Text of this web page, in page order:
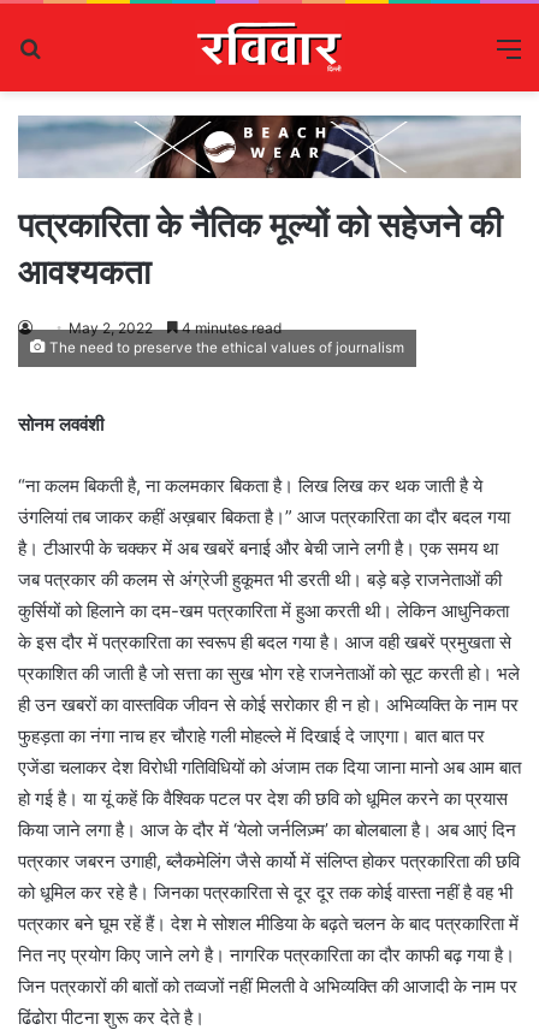
पत्रकारिता के नैतिक मूल्यों को सहेजने की
आवश्यकता
May 2, 2022 4 minutes read
The need to preserve the ethical values ​​of journalism
सोनम लववंशी
“ना कलम बिकती है, ना कलमकार बिकता है। लिख लिख कर थक जाती है ये
उंगलियां तब जाकर कहीं अख़बार बिकता है।” आज पत्रकारिता का दौर बदल गया
है। टीआरपी के चक्कर में अब खबरें बनाई और बेची जाने लगी है। एक समय था
जब पत्रकार की कलम से अंग्रेजी हुकूमत भी डरती थी। बड़े बड़े राजनेताओं की
कुर्सियों को हिलाने का दम-खम पत्रकारिता में हुआ करती थी। लेकिन आधुनिकता
के इस दौर में पत्रकारिता का स्वरूप ही बदल गया है। आज वही खबरें प्रमुखता से
प्रकाशित की जाती है जो सत्ता का सुख भोग रहे राजनेताओं को सूट करती हो। भले
ही उन खबरों का वास्तविक जीवन से कोई सरोकार ही न हो। अभिव्यक्ति के नाम पर
फुहड़ता का नंगा नाच हर चौराहे गली मोहल्ले में दिखाई दे जाएगा। बात बात पर
एजेंडा चलाकर देश विरोधी गतिविधियों को अंजाम तक दिया जाना मानो अब आम बात
हो गई है। या यूं कहें कि वैश्विक पटल पर देश की छवि को धूमिल करने का प्रयास
किया जाने लगा है। आज के दौर में ‘येलो जर्नलिज़्म’ का बोलबाला है। अब आएं दिन
पत्रकार जबरन उगाही, ब्लैकमेलिंग जैसे कार्यो में संलिप्त होकर पत्रकारिता की छवि
को धूमिल कर रहे है। जिनका पत्रकारिता से दूर दूर तक कोई वास्ता नहीं है वह भी
पत्रकार बने घूम रहें हैं। देश मे सोशल मीडिया के बढ़ते चलन के बाद पत्रकारिता में
नित नए प्रयोग किए जाने लगे है। नागरिक पत्रकारिता का दौर काफी बढ़ गया है।
जिन पत्रकारों की बातों को तव्वजों नहीं मिलती वे अभिव्यक्ति की आजादी के नाम पर
ढिंढोरा पीटना शुरू कर देते है।